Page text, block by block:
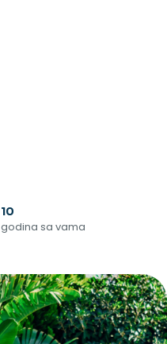
10
godina sa vama